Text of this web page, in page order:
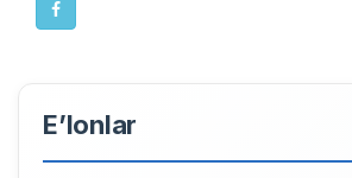
E’lonlar